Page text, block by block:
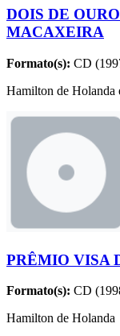
DOIS DE
MACAXEIRA
Formato(s): CD
Hamilton de Holanda
PRÊMIO VISA
Formato(s): CD
Hamilton de Holanda